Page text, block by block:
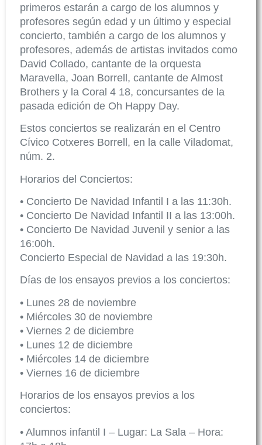
primeros estarán a cargo de los alumnos y
profesores según edad y un último y especial
concierto, también a cargo de los alumnos y
profesores, además de artistas invitados como
David Collado, cantante de la orquesta
Maravella, Joan Borrell, cantante de Almost
Brothers y la Coral 4 18, concursantes de la
pasada edición de Oh Happy Day.
Estos conciertos se realizarán en el Centro
Cívico Cotxeres Borrell, en la calle Viladomat,
núm. 2.
Horarios del Conciertos:
• Concierto De Navidad Infantil I a las 11:30h.
• Concierto De Navidad Infantil II a las 13:00h.
• Concierto De Navidad Juvenil y senior a las
16:00h.
Concierto Especial de Navidad a las 19:30h.
Días de los ensayos previos a los conciertos:
• Lunes 28 de noviembre
• Miércoles 30 de noviembre
• Viernes 2 de diciembre
• Lunes 12 de diciembre
• Miércoles 14 de diciembre
• Viernes 16 de diciembre
Horarios de los ensayos previos a los
conciertos:
• Alumnos infantil I – Lugar: La Sala – Hora: